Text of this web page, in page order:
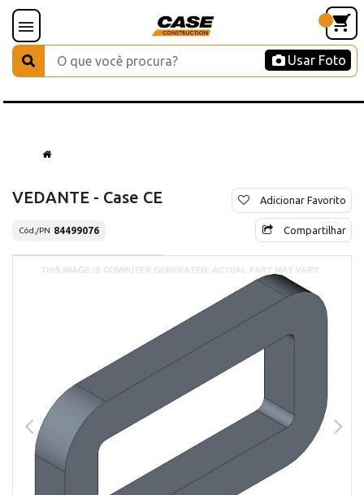
Usar Foto
VEDANTE - Case CE
Cód./PN 84499076
Adicionar Favorito
Compartilhar